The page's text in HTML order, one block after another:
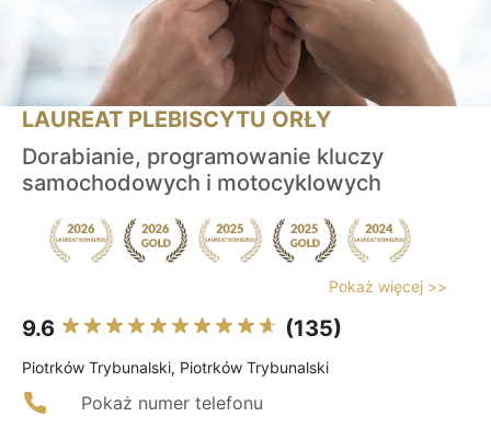
LAUREAT PLEBISCYTU ORŁY
Dorabianie, programowanie kluczy
samochodowych i motocyklowych
Pokaż więcej >>
9.6 (135)
Piotrków Trybunalski, Piotrków Trybunalski
Pokaż numer telefonu